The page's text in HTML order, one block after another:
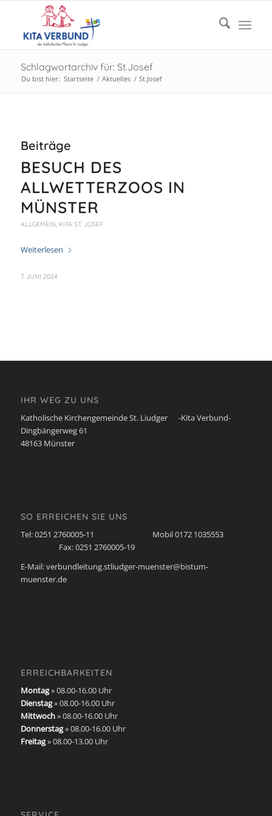
Schlagwortarchiv für: St.Josef
Du bist hier: Startseite / Aktuelles / St.Josef
Beiträge
BESUCH DES
ALLWETTERZOOS IN
MÜNSTER
ALLGEMEIN, KITA ST. JOSEF
Weiterlesen
7. JUNI 2024
IHR WEG ZU UNS
Katholische Kirchengemeinde St. Liudger -Kita Verbund-
Dingbängerweg 61
48163 Münster
SO ERREICHEN SIE UNS
Tel: 0251 2760005-11 Mobil 0172 1035553
Fax: 0251 2760005-19
E-Mail: verbundleitung.stliudger-muenster@bistum-
muenster.de
ERREICHBARKEITEN
Montag» 08.00-16.00 Uhr
Dienstag» 08.00-16.00 Uhr
Mittwoch» 08.00-16.00 Uhr
Donnerstag» 08.00-16.00 Uhr
Freitag» 08.00-13.00 Uhr